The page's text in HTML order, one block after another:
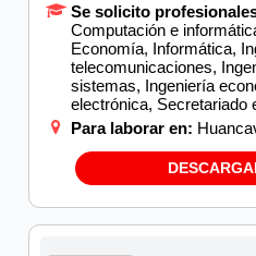
Se solicito
Computación e
Economía, Informática,
telecomunicaciones,
sistemas, Ingeniería
electrónica, Secretariado
Para laborar en: